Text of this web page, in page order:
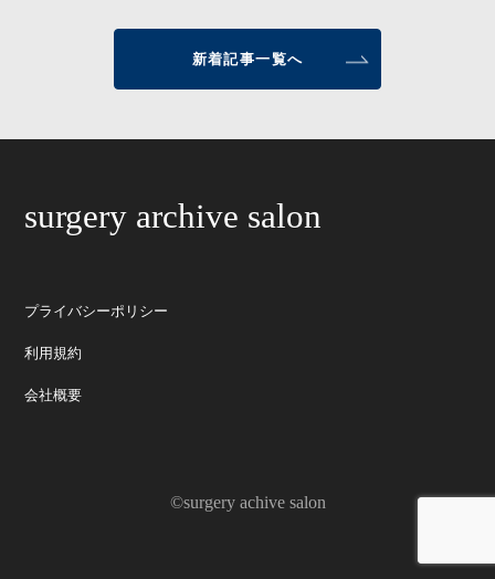
新着記事一覧へ
surgery archive salon
プライバシーポリシー
利用規約
会社概要
©surgery achive salon